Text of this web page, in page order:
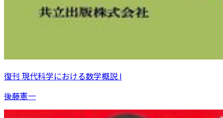
復刊 現代科学における数学概説 I
後藤憲一